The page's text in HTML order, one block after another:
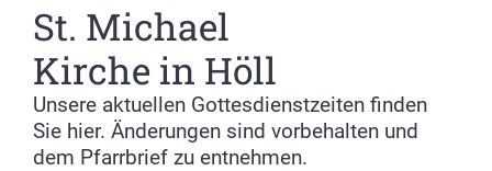
St. Michael
Kirche in Höll
Unsere aktuellen Gottesdienstzeiten finden
Sie hier. Änderungen sind vorbehalten und
dem Pfarrbrief zu entnehmen.